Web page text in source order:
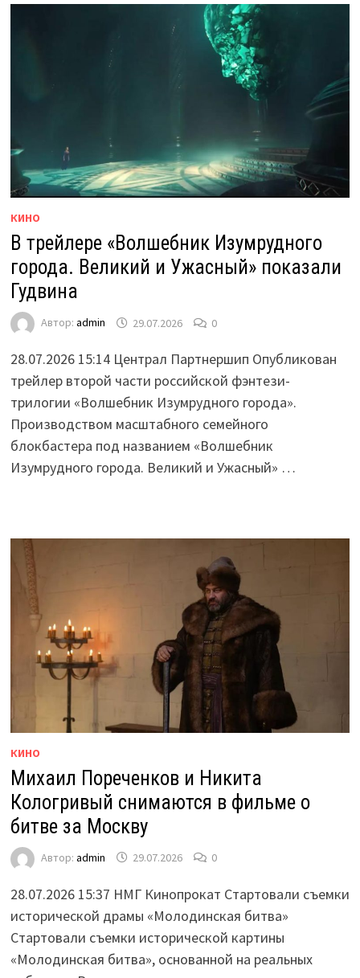
КИНО
В трейлере «Волшебник Изумрудного
города. Великий и Ужасный» показали
Гудвина
Автор: admin 29.07.2026 0
28.07.2026 15:14 Централ Партнершип Опубликован
трейлер второй части российской фэнтези-
трилогии «Волшебник Изумрудного города».
Производством масштабного семейного
блокбастера под названием «Волшебник
Изумрудного города. Великий и Ужасный» …
КИНО
Михаил Пореченков и Никита
Кологривый снимаются в фильме о
битве за Москву
Автор: admin 29.07.2026 0
28.07.2026 15:37 НМГ Кинопрокат Стартовали съемки
исторической драмы «Молодинская битва»
Стартовали съемки исторической картины
«Молодинская битва», основанной на реальных